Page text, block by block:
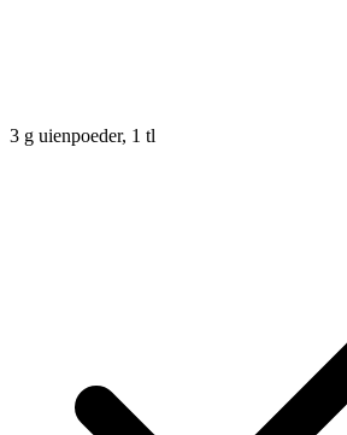
3 g uienpoeder, 1 tl